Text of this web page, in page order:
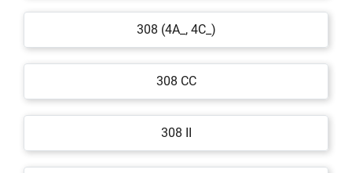
308 (4A_, 4C_)
308 CC
308 II